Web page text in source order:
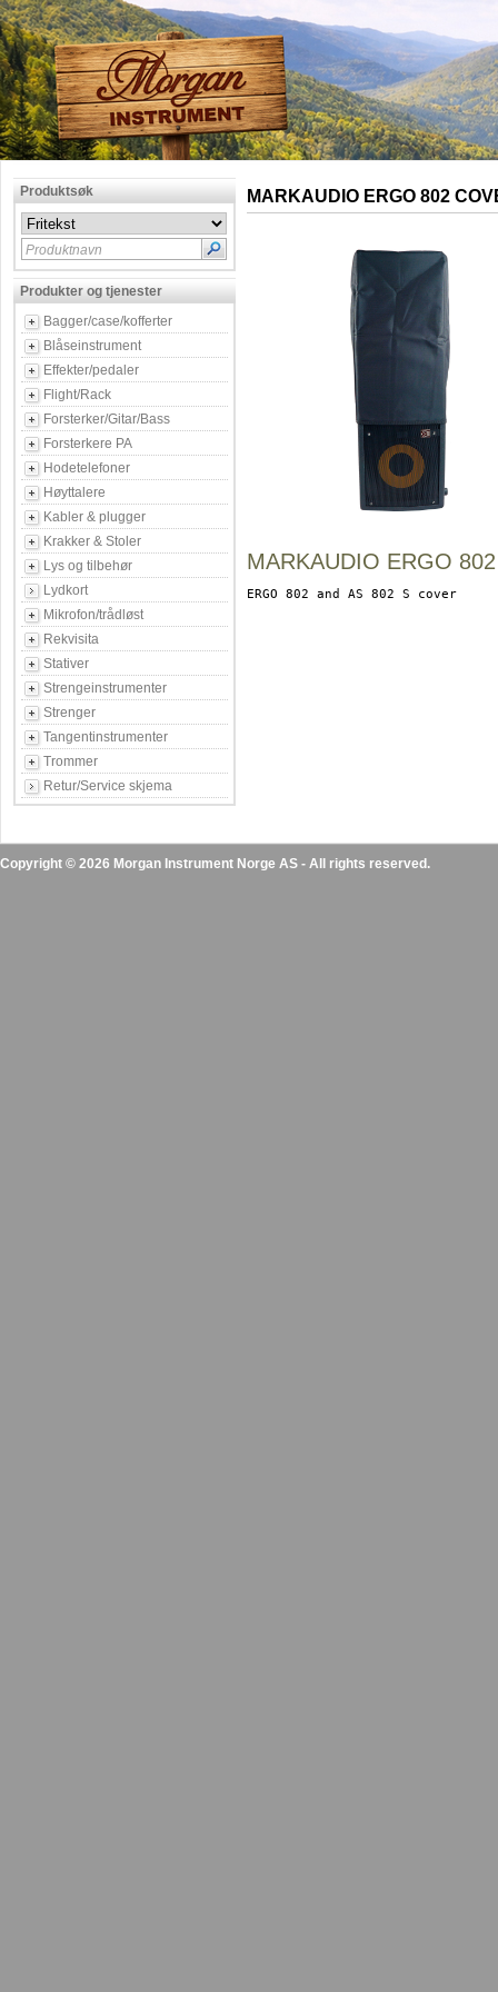
Produktsøk
Produktnavn
Produkter og tjenester
Bagger/case/kofferter
Blåseinstrument
Effekter/pedaler
Flight/Rack
Forsterker/Gitar/Bass
Forsterkere PA
Hodetelefoner
Høyttalere
Kabler & plugger
Krakker & Stoler
Lys og tilbehør
Lydkort
Mikrofon/trådløst
Rekvisita
Stativer
Strengeinstrumenter
Strenger
Tangentinstrumenter
Trommer
Retur/Service skjema
MARKAUDIO ERGO 802
MARKAUDIO ERGO
Copyright © 2026 Morgan Instrument Norge AS - All rights reserved.